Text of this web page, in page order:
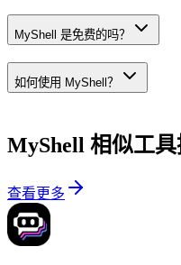
MyShell 是免费的吗？
如何使用 MyShell？
MyShell 相似工
查看更多